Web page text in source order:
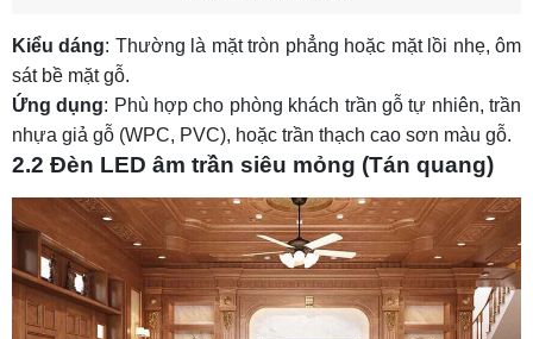
Kiểu dáng: Thường là mặt tròn phẳng hoặc mặt lồi nhẹ, ôm
sát bề mặt gỗ.
Ứng dụng: Phù hợp cho phòng khách trần gỗ tự nhiên, trần
nhựa giả gỗ (WPC, PVC), hoặc trần thạch cao sơn màu gỗ.
2.2 Đèn LED âm trần siêu mỏng (Tán quang)